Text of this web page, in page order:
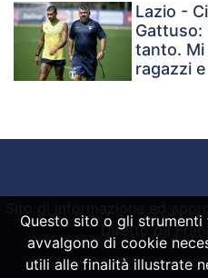
Lazio -
Gattuso:
tanto.
ragazzi
Diretto da
Questo sito o gli
avvalgono di cookie
utili alle finalità illustrate